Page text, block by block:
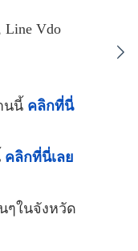
Vdo
นนี้ คลิกที่นี่
คลิกที่นี่เลย
ๆในจังหวัด